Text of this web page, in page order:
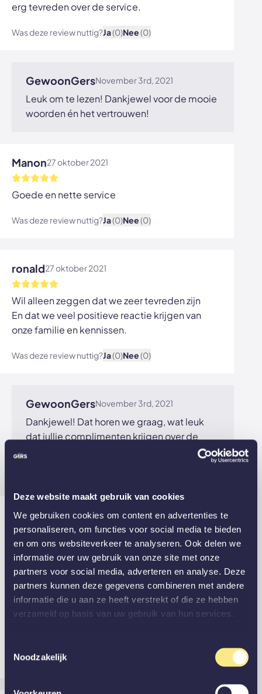
Deze website maakt gebruik van cookies
We gebruiken cookies om content en advertenties te
personaliseren, om functies voor social media te bieden
en om ons websiteverkeer te analyseren. Ook delen we
informatie over uw gebruik van onze site met onze
partners voor social media, adverteren en analyse. Deze
partners kunnen deze gegevens combineren met andere
informatie die u aan ze heeft verstrekt of die ze hebben
verzameld op basis van uw gebruik van hun services.
Noodzakelijk
erg tevreden over de service.
Was deze review nuttig?Ja(0)Nee(0)
GewoonGersNovember 3rd, 2021
Leuk om te lezen! Dankjewel voor de mooie
woorden én het vertrouwen!
Manon27 oktober 2021
Goede en nette service
Was deze review nuttig?Ja(0)Nee(0)
ronald27 oktober 2021
Wil alleen zeggen dat we zeer tevreden zijn
En dat we veel positieve reactie krijgen van
onze familie en kennissen.
Was deze review nuttig?Ja(0)Nee(0)
GewoonGersNovember 3rd, 2021
Dankjewel! Dat horen we graag, wat leuk
dat jullie complimenten krijgen over de
Anthony27 oktober 2021
Very nice glass deuren and price/quality. From
the visit to the showroom to the installation, nice
and professional employee. Thanks for Jahno
and Martin for the not easy installation, the
ceiling was not that straight, it looks very nice.
We will high likely contact you in the future
Was deze review nuttig?